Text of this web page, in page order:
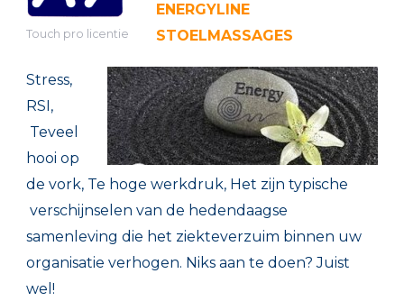
Touch pro licentie
ENERGYLINE
STOELMASSAGES
Stress,
RSI,
Teveel
hooi op
de vork, Te hoge werkdruk, Het zijn typische
verschijnselen van de hedendaagse
samenleving die het ziekteverzuim binnen uw
organisatie verhogen. Niks aan te doen? Juist
wel!